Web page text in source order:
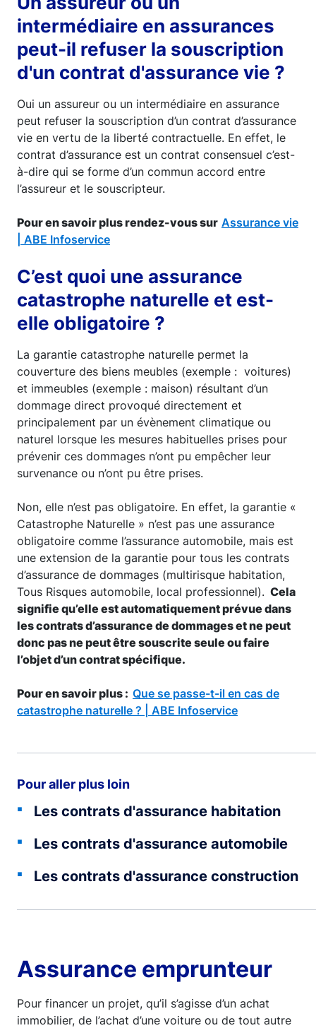
intermédiaire en assurances
peut-il refuser la souscription
d'un contrat d'assurance vie ?
Oui un assureur ou un intermédiaire en assurance
peut refuser la souscription d’un contrat d’assurance
vie en vertu de la liberté contractuelle. En effet, le
contrat d’assurance est un contrat consensuel c’est-
à-dire qui se forme d’un commun accord entre
l’assureur et le souscripteur.
Pour en savoir plus rendez-vous sur Assurance vie
| ABE Infoservice
C’est quoi une assurance
catastrophe naturelle et est-
elle obligatoire ?
La garantie catastrophe naturelle permet la
couverture des biens meubles (exemple : voitures)
et immeubles (exemple : maison) résultant d’un
dommage direct provoqué directement et
principalement par un évènement climatique ou
naturel lorsque les mesures habituelles prises pour
prévenir ces dommages n’ont pu empêcher leur
survenance ou n’ont pu être prises.
Non, elle n’est pas obligatoire. En effet, la garantie «
Catastrophe Naturelle » n’est pas une assurance
obligatoire comme l’assurance automobile, mais est
une extension de la garantie pour tous les contrats
d’assurance de dommages (multirisque habitation,
Tous Risques automobile, local professionnel). Cela
signifie qu’elle est automatiquement prévue dans
les contrats d’assurance de dommages et ne peut
donc pas ne peut être souscrite seule ou faire
l’objet d’un contrat spécifique.
Pour en savoir plus : Que se passe-t-il en cas de
catastrophe naturelle ? | ABE Infoservice
Pour aller plus loin
Les contrats d'assurance habitation
Les contrats d'assurance automobile
Les contrats d'assurance construction
Assurance emprunteur
Pour financer un projet, qu’il s’agisse d’un achat
immobilier, de l’achat d’une voiture ou de tout autre